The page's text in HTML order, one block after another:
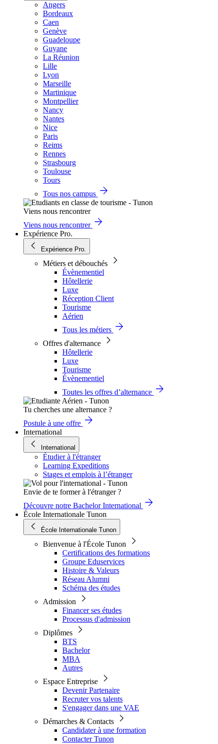
Angers
Bordeaux
Caen
Genève
Guadeloupe
Guyane
La Réunion
Lille
Lyon
Marseille
Martinique
Montpellier
Nancy
Nantes
Nice
Paris
Reims
Rennes
Strasbourg
Toulouse
Tours
Tous nos campus
Viens nous rencontrer
Viens nous rencontrer
Expérience Pro.
Expérience Pro.
Métiers et débouchés
Évènementiel
Hôtellerie
Luxe
Réception Client
Tourisme
Aérien
Tous les métiers
Offres d'alternance
Hôtellerie
Luxe
Tourisme
Évènementiel
Toutes les offres d’alternance
Tu cherches une alternance ?
Postule à une offre
International
International
Étudier à l'étranger
Learning Expeditions
Stages et emplois à l’étranger
Envie de te former à l'étranger ?
Découvre notre Bachelor International
École Internationale Tunon
École Internationale Tunon
Bienvenue à l'École Tunon
Certifications des formations
Groupe Eduservices
Histoire & Valeurs
Réseau Alumni
Schéma des études
Admission
Financer ses études
Processus d'admission
Diplômes
BTS
Bachelor
MBA
Autres
Espace Entreprise
Devenir Partenaire
Recruter vos talents
S'engager dans une VAE
Démarches & Contacts
Candidater à une formation
Contacter Tunon